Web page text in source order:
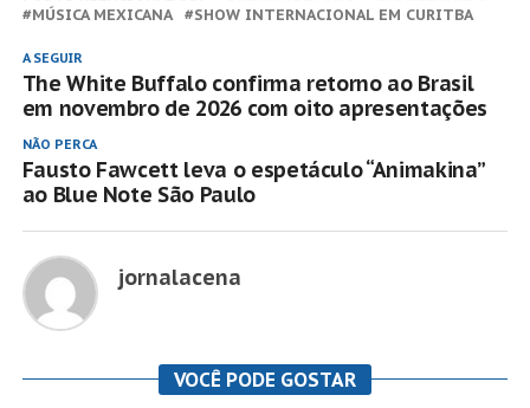
MÚSICA MEXICANA
SHOW INTERNACIONAL EM CURITBA
A SEGUIR
The White Buffalo confirma retorno ao Brasil
em novembro de 2026 com oito apresentações
NÃO PERCA
Fausto Fawcett leva o espetáculo “Animakina”
ao Blue Note São Paulo
jornalacena
VOCÊ PODE GOSTAR